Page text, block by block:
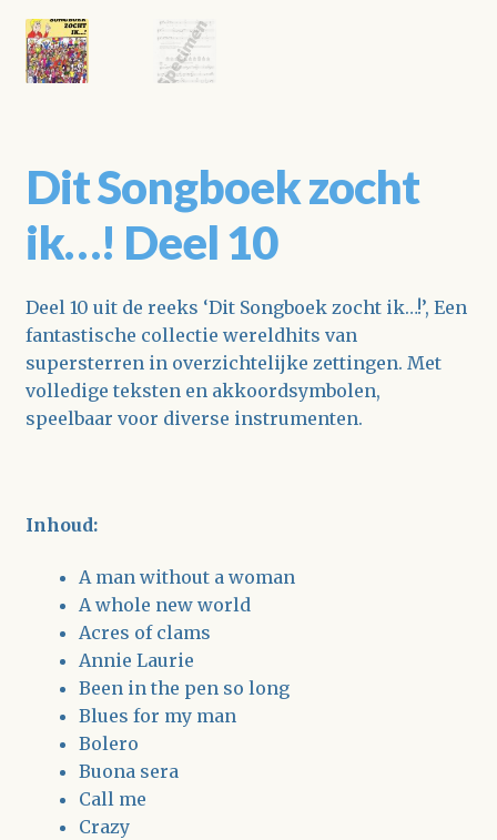
Dit Songboek zocht
ik…! Deel 10
Deel 10 uit de reeks ‘Dit Songboek zocht ik…!’, Een
fantastische collectie wereldhits van
supersterren in overzichtelijke zettingen. Met
volledige teksten en akkoordsymbolen,
speelbaar voor diverse instrumenten.
Inhoud:
A man without a woman
A whole new world
Acres of clams
Annie Laurie
Been in the pen so long
Blues for my man
Bolero
Buona sera
Call me
Crazy